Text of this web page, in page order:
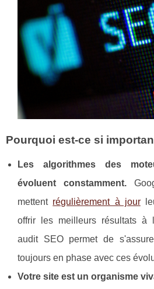
Pourquoi est-ce si
Les algorithmes des
évoluent constamment.
mettent régulièrement à jour
offrir les meilleurs résultats à
audit SEO permet de
toujours en phase avec ces
Votre site est un organisme